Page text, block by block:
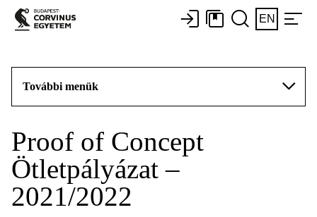
EN
További menük
Proof of Concept
Ötletpályázat –
2021/2022